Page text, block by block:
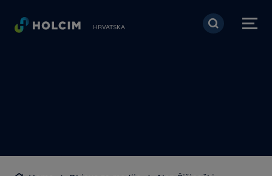
Skoči na glavni sadržaj
HRVATSKA